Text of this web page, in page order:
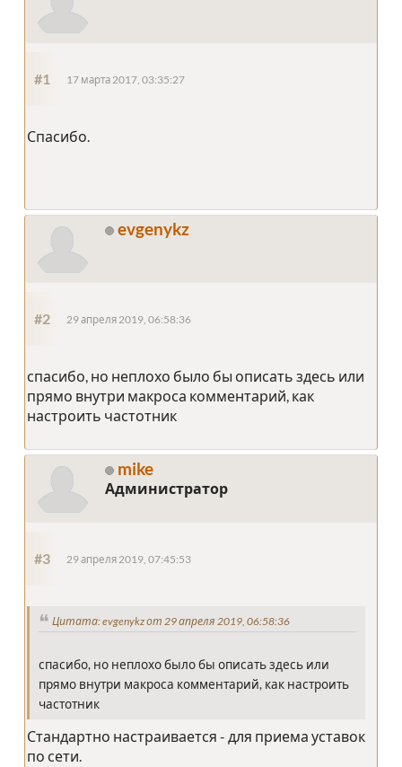
#1 17 марта 2017, 03:35:27
Спасибо.
evgenykz
#2 29 апреля 2019, 06:58:36
спасибо, но неплохо было бы описать здесь или
прямо внутри макроса комментарий, как
настроить частотник
mike
Администратор
#3 29 апреля 2019, 07:45:53
Цитата: evgenykz от 29 апреля 2019, 06:58:36
спасибо, но неплохо было бы описать здесь или
прямо внутри макроса комментарий, как настроить
частотник
Стандартно настраивается - для приема уставок
по сети.